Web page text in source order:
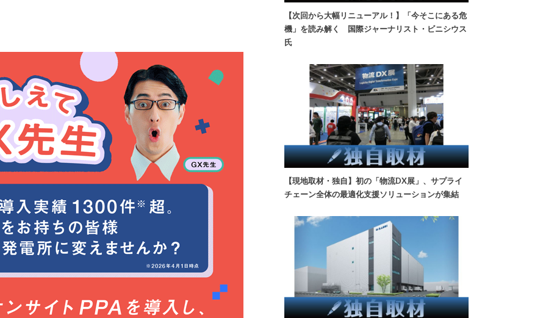
【次回から大幅リニューアル！】「今そこにある危
機」を読み解く 国際ジャーナリスト・ビニシウス
氏
【現地取材・独自】初の「物流DX展」、サプライ
チェーン全体の最適化支援ソリューションが集結